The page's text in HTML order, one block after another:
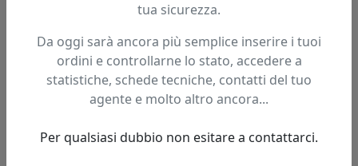
Hai trovato questo prodotto ad un prezzo più basso?
Fai una segnalazione
Confronta con articoli simili
tua sicurezza.
Da oggi sarà ancora più semplice inserire i tuoi
ordini e controllarne lo stato, accedere a
statistiche, schede tecniche, contatti del tuo
agente e molto altro ancora...
Per qualsiasi dubbio non esitare a contattarci.